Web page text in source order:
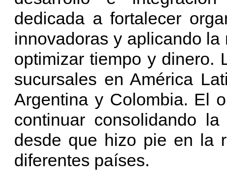
dedicada a fortalecer
innovadoras y aplicando
optimizar tiempo y dinero.
sucursales en América
Argentina y Colombia. El
continuar consolidando
desde que hizo pie en la
diferentes países.